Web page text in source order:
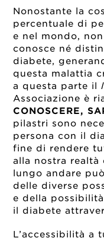
Nonostante la
percentuale di
e nel mondo,
conosce né
diabete,
questa malattia
a questa parte il
Associazione è
CONOSCERE,
pilastri sono
persona con il
fine di rendere
alla nostra realtà
lungo andare
delle diverse
e della
il diabete
L’accessibilità